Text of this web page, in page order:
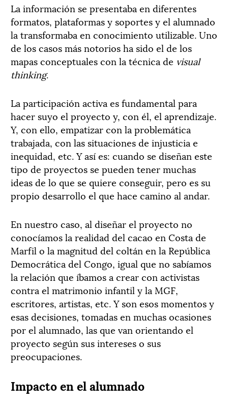
La información se presentaba en diferentes
formatos, plataformas y soportes y el alumnado
la transformaba en conocimiento utilizable. Uno
de los casos más notorios ha sido el de los
mapas conceptuales con la técnica de visual
thinking.
La participación activa es fundamental para
hacer suyo el proyecto y, con él, el aprendizaje.
Y, con ello, empatizar con la problemática
trabajada, con las situaciones de injusticia e
inequidad, etc. Y así es: cuando se diseñan este
tipo de proyectos se pueden tener muchas
ideas de lo que se quiere conseguir, pero es su
propio desarrollo el que hace camino al andar.
En nuestro caso, al diseñar el proyecto no
conocíamos la realidad del cacao en Costa de
Marfil o la magnitud del coltán en la República
Democrática del Congo, igual que no sabíamos
la relación que íbamos a crear con activistas
contra el matrimonio infantil y la MGF,
escritores, artistas, etc. Y son esos momentos y
esas decisiones, tomadas en muchas ocasiones
por el alumnado, las que van orientando el
proyecto según sus intereses o sus
preocupaciones.
Impacto en el alumnado